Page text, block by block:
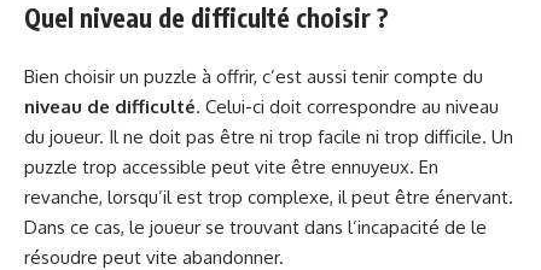
Quel niveau de difficulté choisir ?
Bien choisir un puzzle à offrir, c’est aussi tenir compte du
niveau de difficulté. Celui-ci doit correspondre au niveau
du joueur. Il ne doit pas être ni trop facile ni trop difficile. Un
puzzle trop accessible peut vite être ennuyeux. En
revanche, lorsqu’il est trop complexe, il peut être énervant.
Dans ce cas, le joueur se trouvant dans l’incapacité de le
résoudre peut vite abandonner.